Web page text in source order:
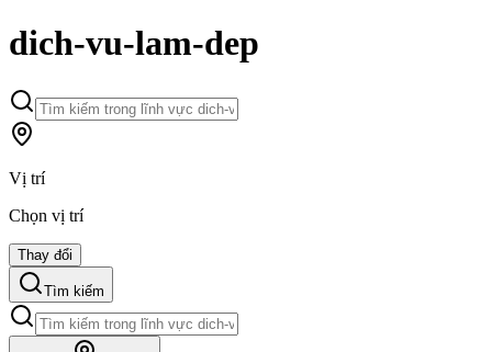
dich-vu-lam-dep
Vị trí
Chọn vị trí
Thay đổi
Tìm kiếm